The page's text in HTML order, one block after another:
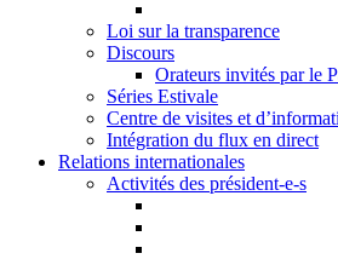
Loi sur la transparence
Discours
Orateurs invités par le
Séries Estivale
Centre de visites et
Intégration du flux en direct
Relations internationales
Activités des président-e-s